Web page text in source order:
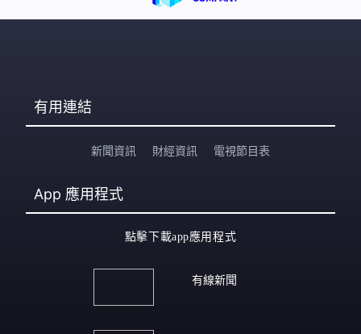
有用連結
新聞資訊 財經資訊 電視節目表
App 應用程式
點擊下載app應用程式
有線新聞